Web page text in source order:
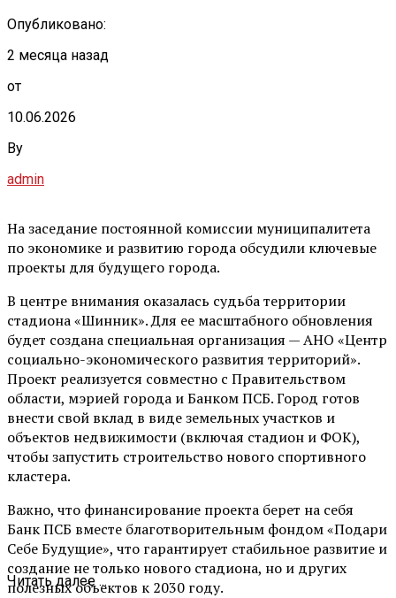
Опубликовано:
2 месяца назад
от
10.06.2026
By
admin
На заседание постоянной комиссии муниципалитета
по экономике и развитию города обсудили ключевые
проекты для будущего города.
В центре внимания оказалась судьба территории
стадиона «Шинник». Для ее масштабного обновления
будет создана специальная организация — АНО «Центр
социально-экономического развития территорий».
Проект реализуется совместно с Правительством
области, мэрией города и Банком ПСБ. Город готов
внести свой вклад в виде земельных участков и
объектов недвижимости (включая стадион и ФОК),
чтобы запустить строительство нового спортивного
кластера.
Важно, что финансирование проекта берет на себя
Банк ПСБ вместе благотворительным фондом «Подари
Себе Будущие», что гарантирует стабильное развитие и
создание не только нового стадиона, но и других
полезных объектов к 2030 году.
Читать далее ...